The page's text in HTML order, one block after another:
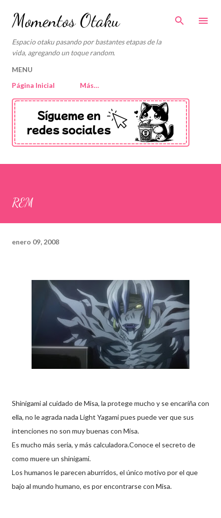
Ir al contenido principal
Momentos Otaku
Espacio otaku pasando por bastantes etapas de la
vida, agregando un toque random.
MENU
Página Inicial
Más…
REM
enero 09, 2008
Shinigami al cuidado de Misa, la protege mucho y se encariña con
ella, no le agrada nada Light Yagami pues puede ver que sus
intenciones no son muy buenas con Misa.
Es mucho más seria, y más calculadora.Conoce el secreto de
como muere un shinigami.
Los humanos le parecen aburridos, el único motivo por el que
bajo al mundo humano, es por encontrarse con Misa.